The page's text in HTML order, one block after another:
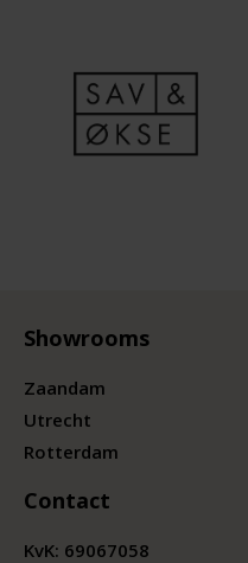
Showrooms
Zaandam
Utrecht
Rotterdam
Contact
KvK: 69067058